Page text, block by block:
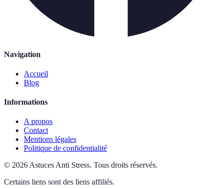
Navigation
Accueil
Blog
Informations
A propos
Contact
Mentions légales
Politique de confidentialité
© 2026 Astuces Anti Stress. Tous droits réservés.
Certains liens sont des liens affiliés.